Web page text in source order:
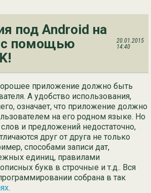
под Android на
с помощью
20.01.2015
14:40
приложение должно быть
А удобство использования,
означает, что приложение должно
на его родном языке. Но
и предложений недостаточно,
друг от друга не только
способами записи дат,
единиц, правилами
букв в строчные и т.д.. Вся
собрана в так
.